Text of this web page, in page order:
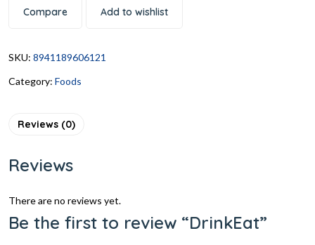
Compare Add to wishlist
SKU: 8941189606121
Category: Foods
Reviews (0)
Reviews
There are no reviews yet.
Be the first to review “DrinkEat”